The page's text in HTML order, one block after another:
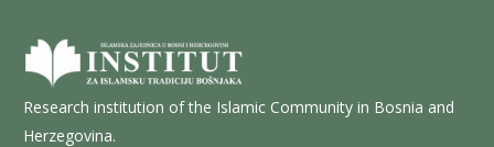
Research institution of the Islamic Community in Bosnia and
Herzegovina.